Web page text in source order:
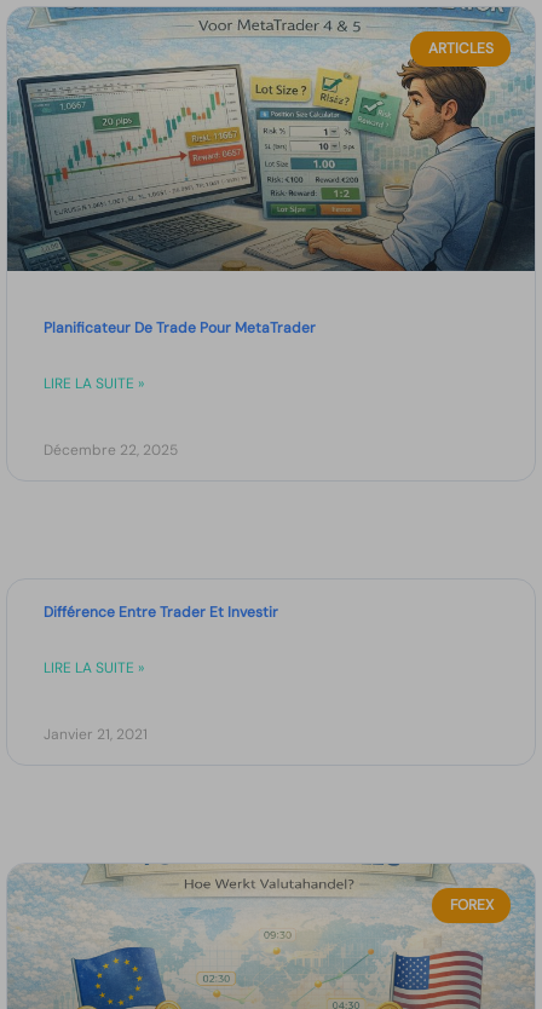
ARTICLES
Planificateur De Trade Pour MetaTrader
LIRE LA SUITE »
Décembre 22, 2025
Différence Entre Trader Et Investir
LIRE LA SUITE »
Janvier 21, 2021
FOREX